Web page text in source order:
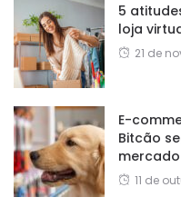
5
loja
21 de
E-
Bitcão
mercado
11 de